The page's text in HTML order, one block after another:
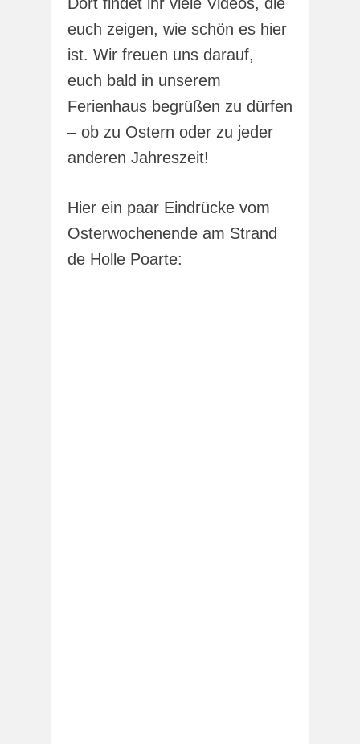
euch zeigen, wie schön es hier
ist. Wir freuen uns darauf,
euch bald in unserem
Ferienhaus begrüßen zu dürfen
– ob zu Ostern oder zu jeder
anderen Jahreszeit!
Hier ein paar Eindrücke vom
Osterwochenende am Strand
de Holle Poarte: